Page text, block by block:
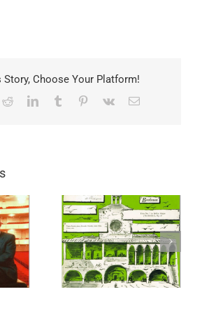
Story, Choose Your Platform!
RedditLinkedInTumblr Pinterest
Vk Email